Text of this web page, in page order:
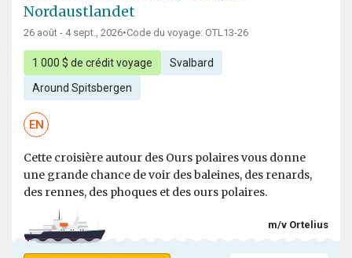
Nordaustlandet
26 août - 4 sept., 2026•Code du voyage: OTL13-26
1 000 $ de crédit voyage Svalbard
Around Spitsbergen
EN
Cette croisière autour des Ours polaires vous donne
une grande chance de voir des baleines, des renards,
des rennes, des phoques et des ours polaires.
m/v Ortelius